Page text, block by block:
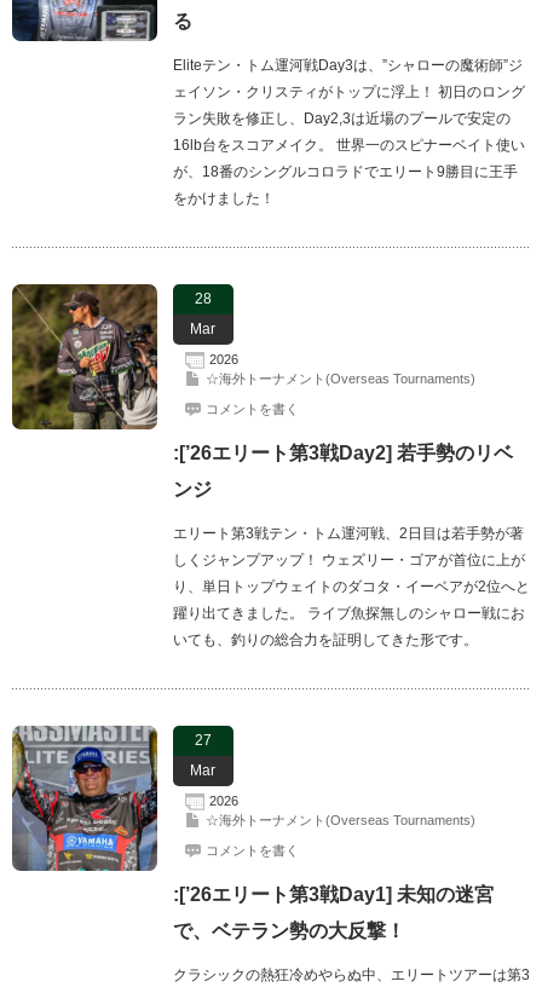
る
Eliteテン・トム運河戦Day3は、”シャローの魔術師”ジ
ェイソン・クリスティがトップに浮上！ 初日のロング
ラン失敗を修正し、Day2,3は近場のプールで安定の
16lb台をスコアメイク。 世界一のスピナーベイト使い
が、18番のシングルコロラドでエリート9勝目に王手
をかけました！
28
Mar
2026
☆海外トーナメント(Overseas Tournaments)
コメントを書く
:[’26エリート第3戦Day2] 若手勢のリベ
ンジ
エリート第3戦テン・トム運河戦、2日目は若手勢が著
しくジャンプアップ！ ウェズリー・ゴアが首位に上が
り、単日トップウェイトのダコタ・イーベアが2位へと
躍り出てきました。 ライブ魚探無しのシャロー戦にお
いても、釣りの総合力を証明してきた形です。
27
Mar
2026
☆海外トーナメント(Overseas Tournaments)
コメントを書く
:[’26エリート第3戦Day1] 未知の迷宮
で、ベテラン勢の大反撃！
クラシックの熱狂冷めやらぬ中、エリートツアーは第3